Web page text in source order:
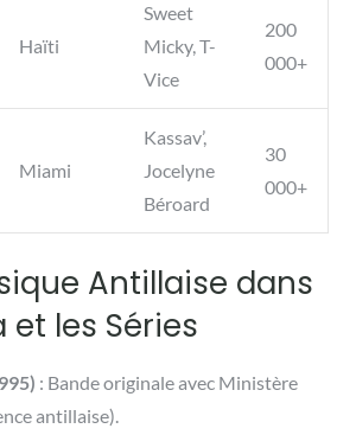
Haïti
Sweet
Micky, T-
Vice
200
000+
Miami
Kassav’,
Jocelyne
Béroard
30
000+
Antillaise dans
et les Séries
: Bande originale avec Ministère
antillaise).